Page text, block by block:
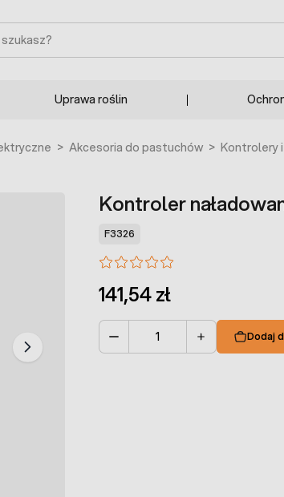
Uprawa roślin
> Akcesoria do pastuchów > Kontrolery
Kontroler
F3326
141,54 zł
Dodaj